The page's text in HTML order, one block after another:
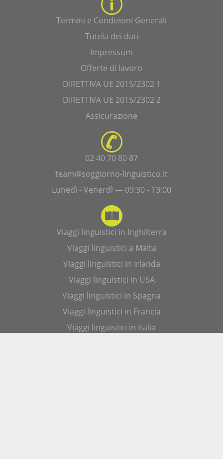
Termini e Condizioni Generali
Tutela dei dati
Impressum
Offerte di lavoro
DIRETTIVA UE 2015/2302 1
DIRETTIVA UE 2015/2302 2
Assicurazione
02 40 70 80 87
team@soggiorno-linguistico.it
Lunedì - Venerdì — 09:30 - 13:00
Viaggi linguistici in Inghilterra
Viaggi linguistici a Malta
Viaggi linguistici in Irlanda
Viaggi linguistici in USA
Viaggi linguistici in Spagna
Viaggi linguistici in Francia
Viaggi linguistici in Italia